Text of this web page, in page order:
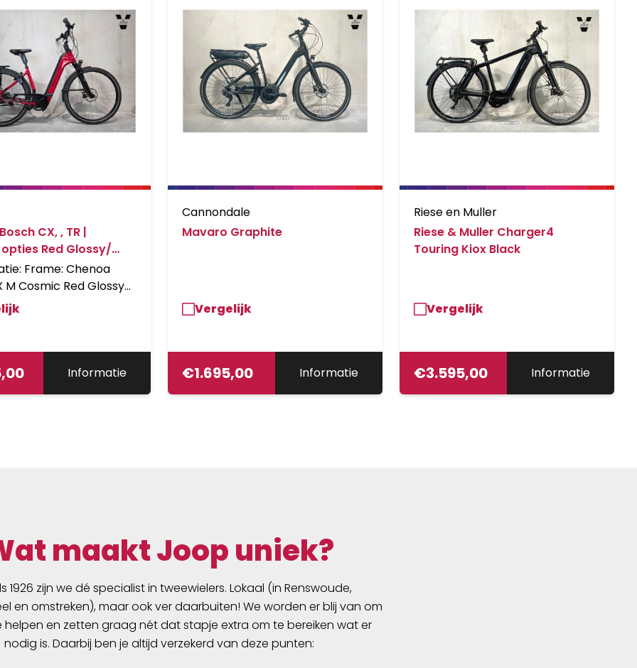
CX, , TR |
Red Glossy/
Frame: Chenoa
M Cosmic Red Glossy/
Stem: Ergotec Swell
Fork: Carbon
Smart Headset
Enviolo HD
Saddle: Sportourer
Flow Woman
Informatie
Cannondale
Mavaro Graphite
Vergelijk
€1.695,00 Informatie
Riese en Muller
Riese & Muller Charger4
Touring Kiox Black
Vergelijk
€3.595,00 Informatie
maakt Joop uniek?
1926 zijn we dé specialist in tweewielers. Lokaal (in Renswoude,
en omstreken), maar ook ver daarbuiten! We worden er blij van om
helpen en zetten graag nét dat stapje extra om te bereiken wat er
nodig is. Daarbij ben je altijd verzekerd van deze punten: